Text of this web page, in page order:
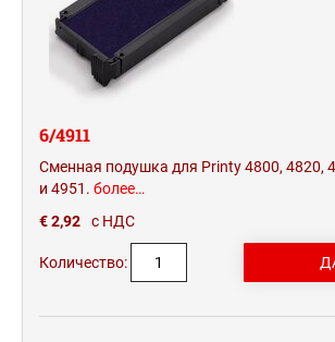
6/4911
Сменная подушка для Printy 4800, 4820,
и 4951. более…
€ 2,92
с НДС
Количество: